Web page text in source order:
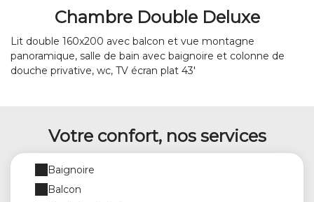
Chambre Double Deluxe
Lit double 160x200 avec balcon et vue montagne
panoramique, salle de bain avec baignoire et colonne de
douche privative, wc, TV écran plat 43'
Votre confort, nos services
Baignoire
Balcon